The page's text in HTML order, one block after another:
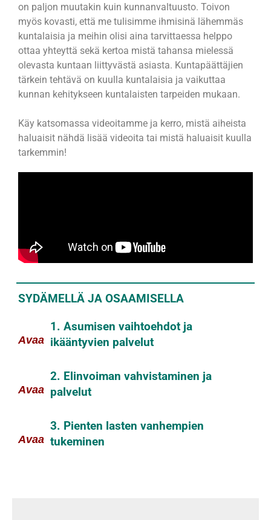
on paljon muutakin kuin kunnanvaltuusto. Toivon
myös kovasti, että me tulisimme ihmisinä lähemmäs
kuntalaisia ja meihin olisi aina tarvittaessa helppo
ottaa yhteyttä sekä kertoa mistä tahansa mielessä
olevasta kuntaan liittyvästä asiasta. Kuntapäättäjien
tärkein tehtävä on kuulla kuntalaisia ja vaikuttaa
kunnan kehitykseen kuntalaisten tarpeiden mukaan.
Käy katsomassa videoitamme ja kerro, mistä aiheista
haluaisit nähdä lisää videoita tai mistä haluaisit kuulla
tarkemmin!
SYDÄMELLÄ JA OSAAMISELLA
Avaa
1. Asumisen vaihtoehdot ja
ikääntyvien palvelut
Avaa
2. Elinvoiman vahvistaminen ja
palvelut
Avaa
3. Pienten lasten vanhempien
tukeminen